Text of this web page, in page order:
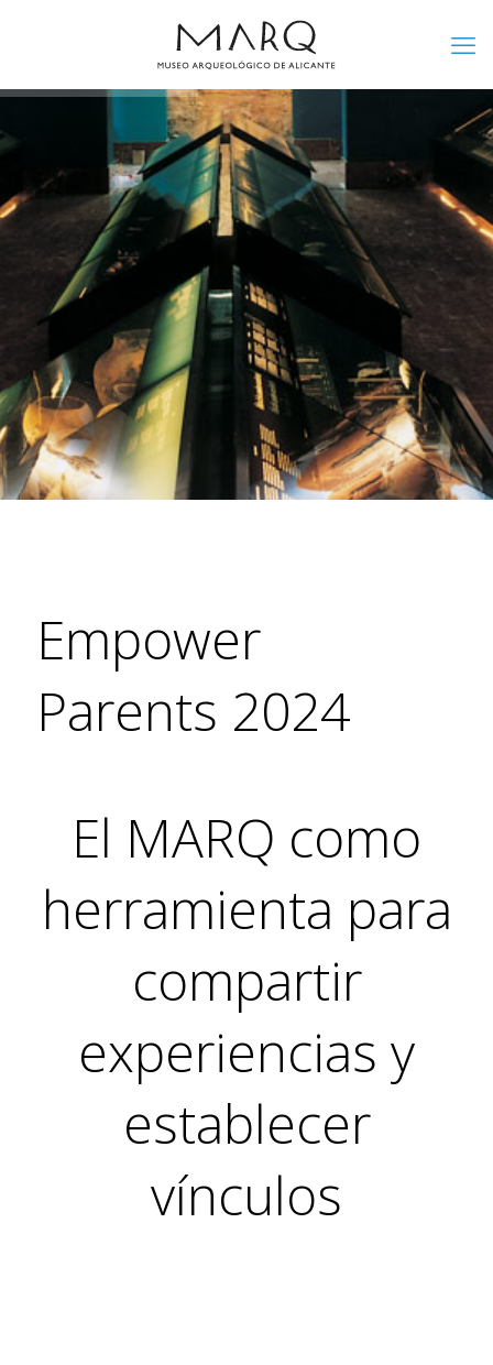
Empower
Parents 2024
El MARQ como
herramienta para
compartir
experiencias y
establecer
vínculos